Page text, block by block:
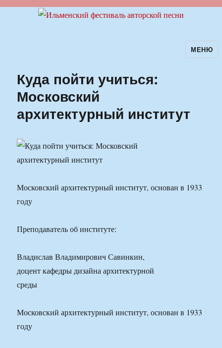
Ильменский фестиваль авторскойМЕНЮ
Куда пойти учиться:
Московский
архитектурный институт
Московский архитектурный институт, основан в 1933
году
Преподаватель об институте:
Владислав Владимирович Савинкин,
доцент кафедры дизайна архитектурной
среды
Московский архитектурный институт, основан в 1933
году